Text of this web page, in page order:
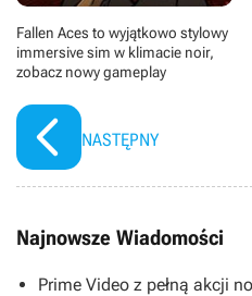
Fallen Aces to wyjątkowo stylowy
immersive sim w klimacie noir,
zobacz nowy gameplay
NASTĘPNY
Najnowsze Wiadomości
Prime Video z pełną akcji